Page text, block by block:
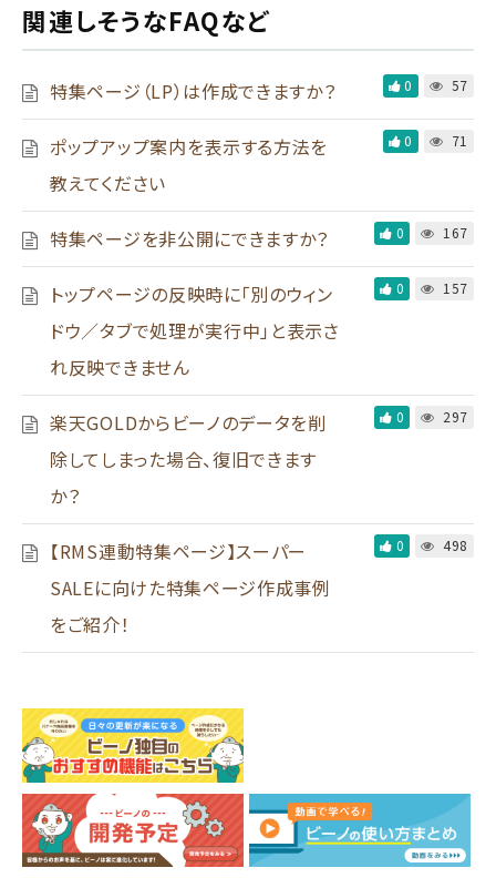
関連しそうなFAQなど
特集ページ（LP）は作成できますか？ 0 57
ポップアップ案内を表示する方法を
教えてください
0 71
特集ページを非公開にできますか？ 0 167
トップページの反映時に「別のウィン
ドウ／タブで処理が実行中」と表示さ
れ反映できません
0 157
楽天GOLDからビーノのデータを削
除してしまった場合、復旧できます
か？
0 297
【RMS連動特集ページ】スーパー
SALEに向けた特集ページ作成事例
をご紹介！
0 498